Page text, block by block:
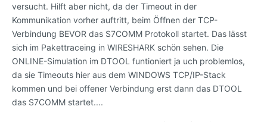
versucht. Hilft aber nicht, da der Timeout in der
Kommunikation vorher auftritt, beim Öffnen der TCP-
Verbindung BEVOR das S7COMM Protokoll startet. Das lässt
sich im Pakettraceing in WIRESHARK schön sehen. Die
ONLINE-Simulation im DTOOL funtioniert ja uch problemlos,
da sie Timeouts hier aus dem WINDOWS TCP/IP-Stack
kommen und bei offener Verbindung erst dann das DTOOL
das S7COMM startet....